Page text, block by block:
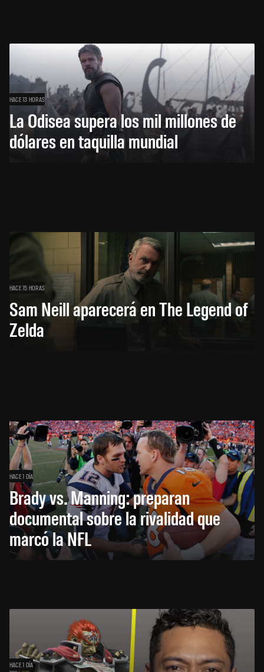
HACE 13 HORAS
La Odisea supera los mil millones de
dólares en taquilla mundial
HACE 15 HORAS
Sam Neill aparecerá en The Legend of
Zelda
HACE 1 DÍA
Brady vs. Manning: preparan
documental sobre la rivalidad que
marcó la NFL
HACE 1 DÍA